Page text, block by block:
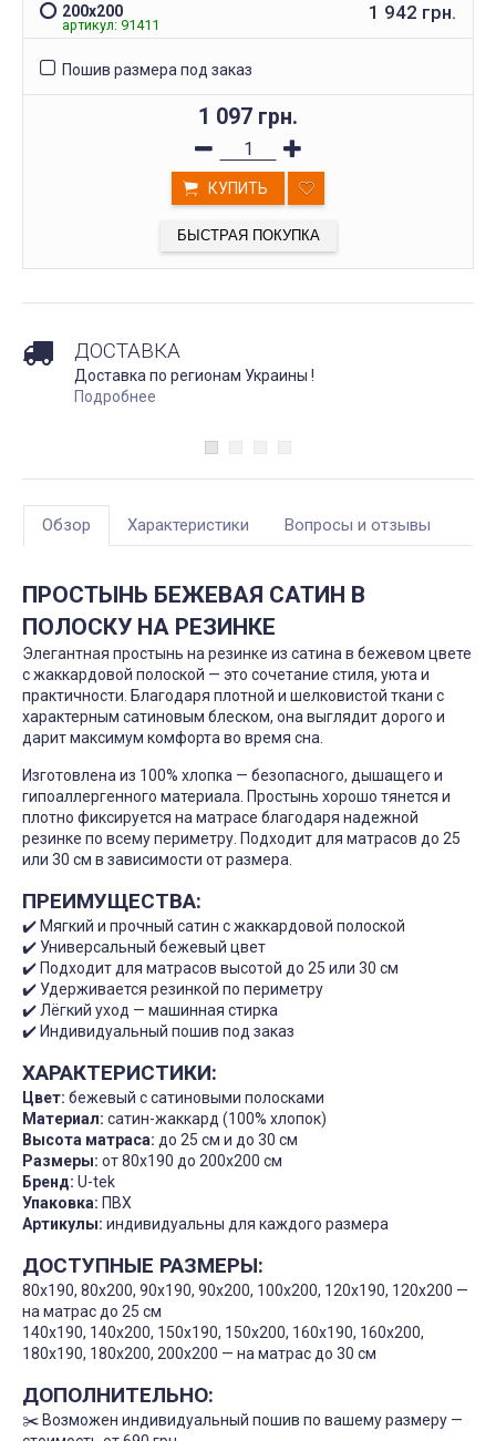
200x200
артикул: 91411
1 942 грн.
Пошив размера под заказ
1 097 грн.
КУПИТЬ
БЫСТРАЯ ПОКУПКА
ДОСТАВКА
Доставка по регионам Украины !
Подробнее
Обзор Характеристики Вопросы и отзывы
ПРОСТЫНЬ БЕЖЕВАЯ САТИН В
ПОЛОСКУ НА РЕЗИНКЕ
Элегантная простынь на резинке из сатина в бежевом цвете
с жаккардовой полоской — это сочетание стиля, уюта и
практичности. Благодаря плотной и шелковистой ткани с
характерным сатиновым блеском, она выглядит дорого и
дарит максимум комфорта во время сна.
Изготовлена из 100% хлопка — безопасного, дышащего и
гипоаллергенного материала. Простынь хорошо тянется и
плотно фиксируется на матрасе благодаря надежной
резинке по всему периметру. Подходит для матрасов до 25
или 30 см в зависимости от размера.
ПРЕИМУЩЕСТВА:
✔️ Мягкий и прочный сатин с жаккардовой полоской
✔️ Универсальный бежевый цвет
✔️ Подходит для матрасов высотой до 25 или 30 см
✔️ Удерживается резинкой по периметру
✔️ Лёгкий уход — машинная стирка
✔️ Индивидуальный пошив под заказ
ХАРАКТЕРИСТИКИ:
Цвет: бежевый с сатиновыми полосками
Материал: сатин-жаккард (100% хлопок)
Высота матраса: до 25 см и до 30 см
Размеры: от 80x190 до 200x200 см
Бренд: U-tek
Упаковка: ПВХ
Артикулы: индивидуальны для каждого размера
ДОСТУПНЫЕ РАЗМЕРЫ:
80x190, 80x200, 90x190, 90x200, 100x200, 120x190, 120x200 —
на матрас до 25 см
140x190, 140x200, 150x190, 150x200, 160x190, 160x200,
180x190, 180x200, 200x200 — на матрас до 30 см
ДОПОЛНИТЕЛЬНО:
✂️ Возможен индивидуальный пошив по вашему размеру —